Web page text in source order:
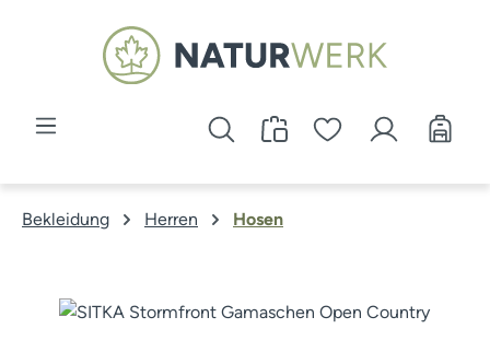
Zum Hauptinhalt springen
Bekleidung Herren Hosen
Bildergalerie überspringen